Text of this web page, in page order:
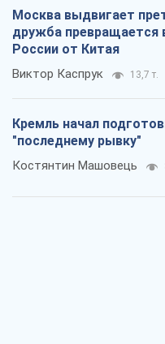
Москва выдвигает
дружба превращается
России от Китая
Виктор Каспрук 13,7 т.
Кремль начал
"последнему рывку"
Костянтин Машовець